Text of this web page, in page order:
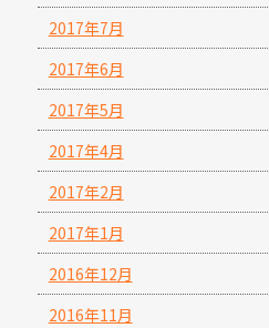
2017年7月
2017年6月
2017年5月
2017年4月
2017年2月
2017年1月
2016年12月
2016年11月